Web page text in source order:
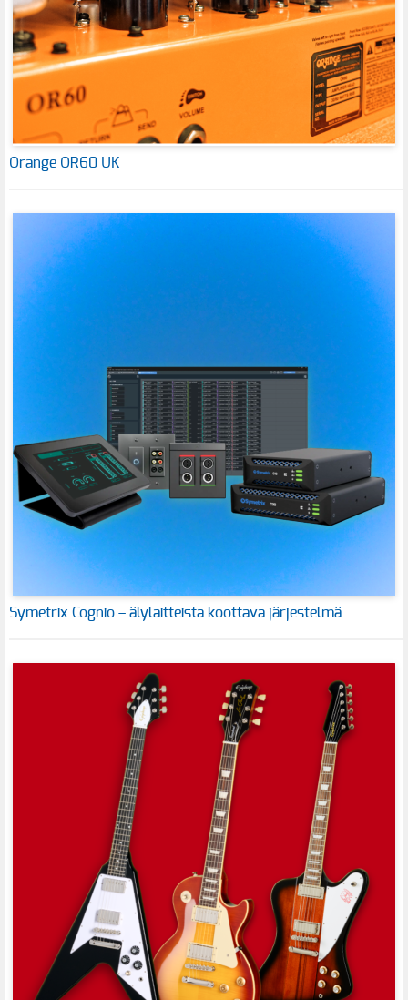
Orange OR60 UK
Symetrix Cognio – älylaitteista koottava järjestelmä